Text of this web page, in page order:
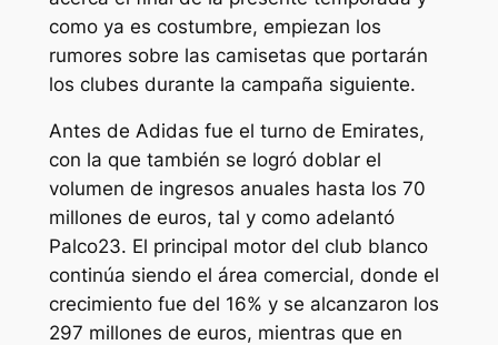
como ya es costumbre, empiezan los
rumores sobre las camisetas que portarán
los clubes durante la campaña siguiente.
Antes de Adidas fue el turno de Emirates,
con la que también se logró doblar el
volumen de ingresos anuales hasta los 70
millones de euros, tal y como adelantó
Palco23. El principal motor del club blanco
continúa siendo el área comercial, donde el
crecimiento fue del 16% y se alcanzaron los
297 millones de euros, mientras que en